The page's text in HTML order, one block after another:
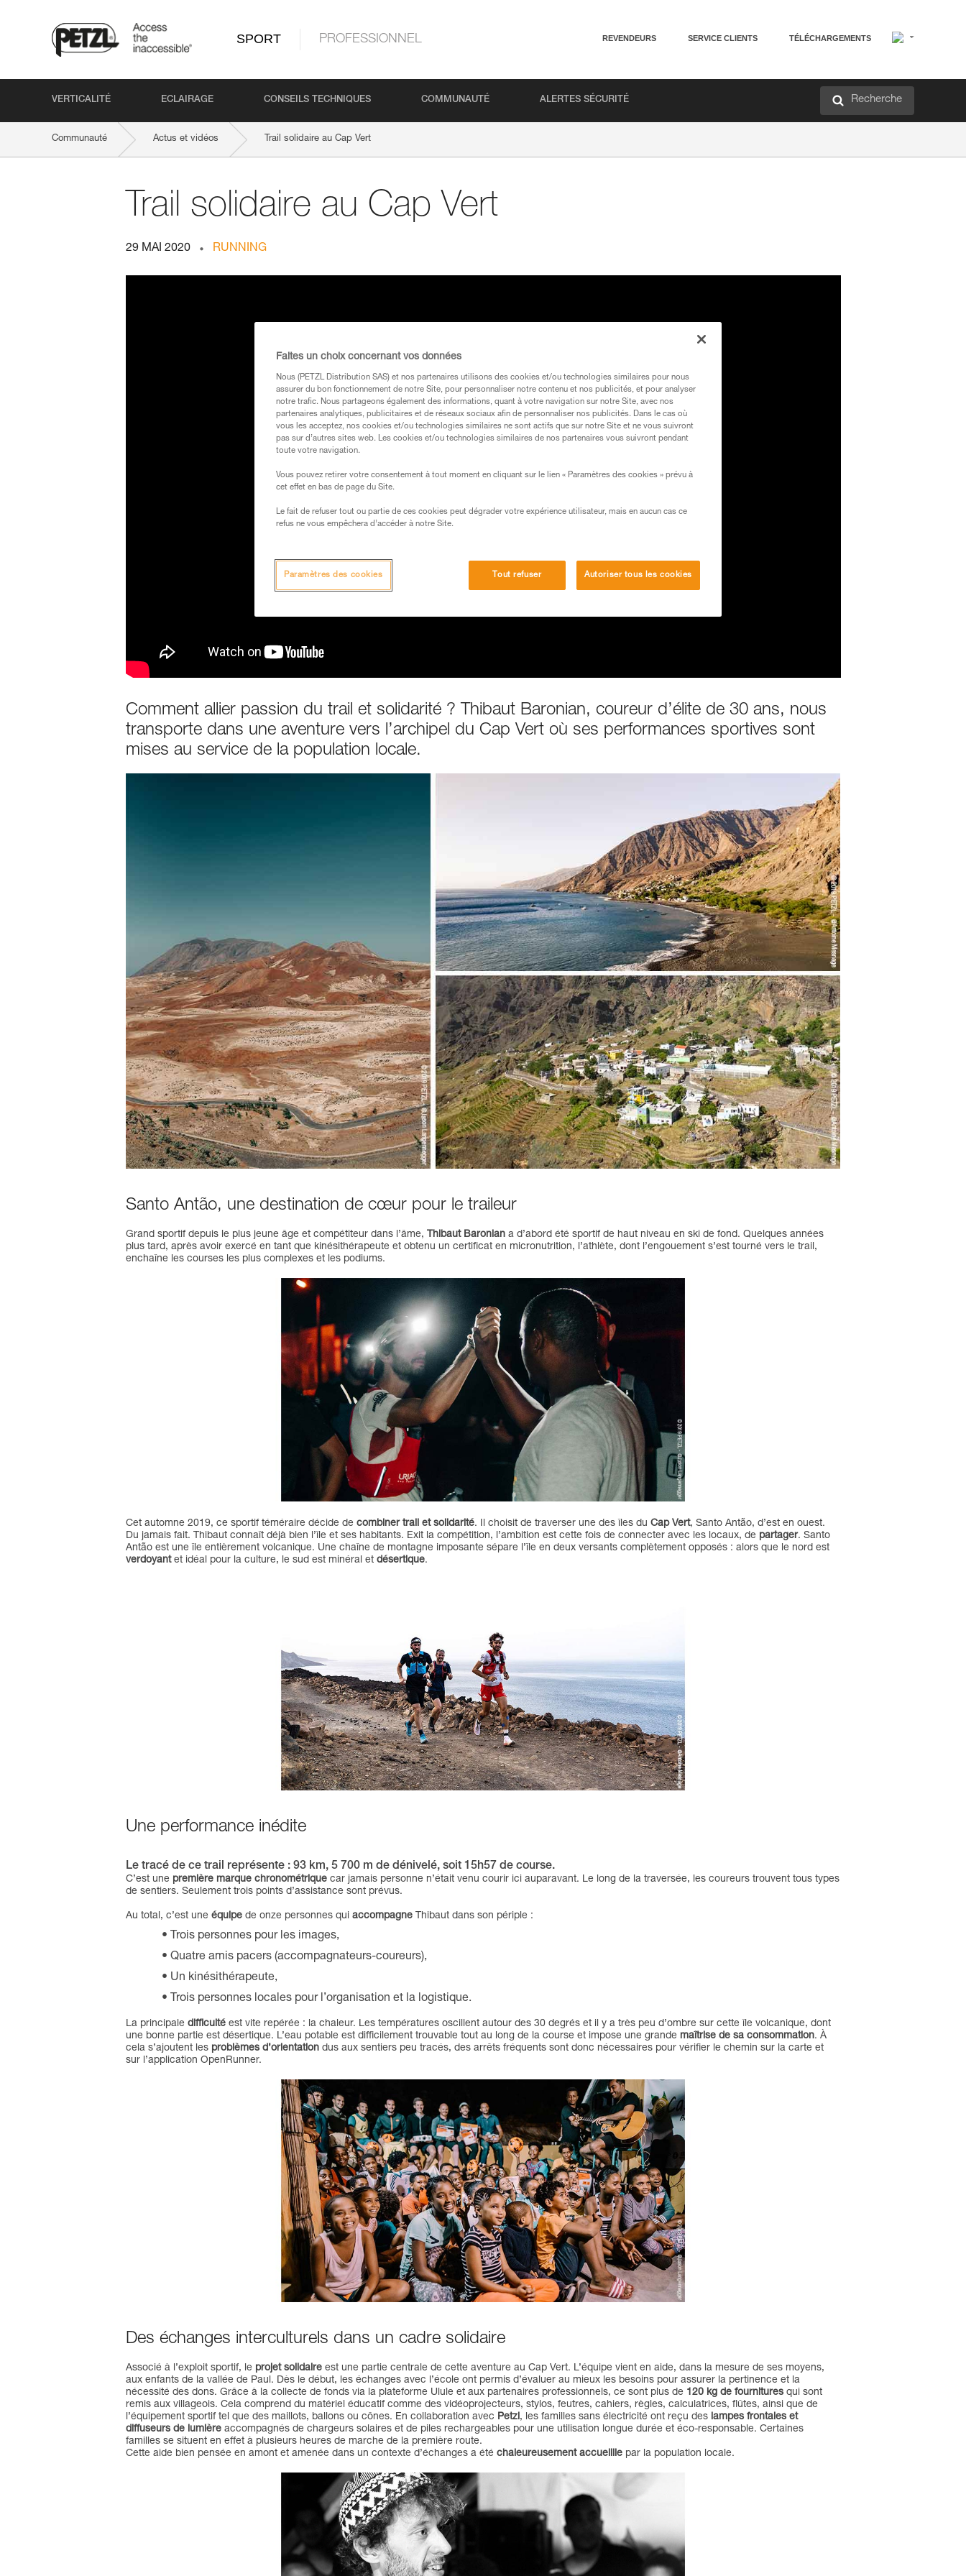
SPORT PROFESSIONNEL REVENDEURS SERVICE CLIENTS TÉLÉCHARGEMENTS
VERTICALITÉ ECLAIRAGE CONSEILS TECHNIQUES COMMUNAUTÉ ALERTES SÉCURITÉ Recherche
Communauté Actus et vidéos Trail solidaire au Cap Vert
Trail solidaire au Cap Vert
29 MAI 2020 RUNNING
Comment allier passion du trail et solidarité ? Thibaut Baronian, coureur d’élite de 30 ans, nous
transporte dans une aventure vers l’archipel du Cap Vert où ses performances sportives sont
mises au service de la population locale.
Santo Antão, une destination de cœur pour le traileur
Grand sportif depuis le plus jeune âge et compétiteur dans l’âme, Thibaut Baroniana d’abord été sportif de haut niveau en ski de fond. Quelques années
plus tard, après avoir exercé en tant que kinésithérapeute et obtenu un certificat en micronutrition, l’athlète, dont l’engouement s’est tourné vers le trail,
enchaîne les courses les plus complexes et les podiums.
Cet automne 2019, ce sportif téméraire décide de combiner trail et solidarité. Il choisit de traverser une des îles du Cap Vert, Santo Antão, d’est en ouest.
Du jamais fait. Thibaut connaît déjà bien l’île et ses habitants. Exit la compétition, l’ambition est cette fois de connecter avec les locaux, de partager. Santo
Antão est une île entièrement volcanique. Une chaîne de montagne imposante sépare l’île en deux versants complètement opposés : alors que le nord est
verdoyantet idéal pour la culture, le sud est minéral et désertique.
Une performance inédite
Le tracé de ce trail représente : 93 km, 5 700 m de dénivelé, soit 15h57 de course.
C’est une première marque chronométriquecar jamais personne n’était venu courir ici auparavant. Le long de la traversée, les coureurs trouvent tous types
de sentiers. Seulement trois points d’assistance sont prévus.
Au total, c’est une équipede onze personnes qui accompagneThibaut dans son périple :
Trois personnes pour les images,
Quatre amis pacers (accompagnateurs-coureurs),
Un kinésithérapeute,
Trois personnes locales pour l’organisation et la logistique.
La principale difficultéest vite repérée : la chaleur. Les températures oscillent autour des 30 degrés et il y a très peu d’ombre sur cette île volcanique, dont
une bonne partie est désertique. L’eau potable est difficilement trouvable tout au long de la course et impose une grande maîtrise de sa consommation. À
cela s’ajoutent lesproblèmes d’orientationdus aux sentiers peu tracés, des arrêts fréquents sont donc nécessaires pour vérifier le chemin sur la carte et
sur l’application OpenRunner.
Des échanges interculturels dans un cadre solidaire
Associé à l’exploit sportif, le projet solidaireest une partie centrale de cette aventure au Cap Vert. L’équipe vient en aide, dans la mesure de ses moyens,
aux enfants de la vallée de Paul. Dès le début, les échanges avec l’école ont permis d’évaluer au mieux les besoins pour assurer la pertinence et la
nécessité des dons. Grâce à la collecte de fonds via la plateforme Ulule et aux partenaires professionnels, ce sont plus de 120 kg de fournituresqui sont
remis aux villageois. Cela comprend du matériel éducatif comme des vidéoprojecteurs, stylos, feutres, cahiers, règles, calculatrices, flûtes, ainsi que de
l’équipement sportif tel que des maillots, ballons ou cônes. En collaboration avec Petzl, les familles sans électricité ont reçu des lampes frontales et
diffuseurs de lumièreaccompagnés de chargeurs solaires et de piles rechargeables pour une utilisation longue durée et éco-responsable. Certaines
familles se situent en effet à plusieurs heures de marche de la première route.
Cette aide bien pensée en amont et amenée dans un contexte d’échanges a été chaleureusement accueilliepar la population locale.
Faites un choix concernant vos données
Nous (PETZL Distribution SAS) et nos partenaires utilisons des cookies et/ou technologies similaires pour nous
assurer du bon fonctionnement de notre Site, pour personnaliser notre contenu et nos publicités, et pour analyser
notre trafic. Nous partageons également des informations, quant à votre navigation sur notre Site, avec nos
partenaires analytiques, publicitaires et de réseaux sociaux afin de personnaliser nos publicités. Dans le cas où
vous les acceptez, nos cookies et/ou technologies similaires ne sont actifs que sur notre Site et ne vous suivront
pas sur d’autres sites web. Les cookies et/ou technologies similaires de nos partenaires vous suivront pendant
toute votre navigation.
Vous pouvez retirer votre consentement à tout moment en cliquant sur le lien « Paramètres des cookies » prévu à
cet effet en bas de page du Site.
Le fait de refuser tout ou partie de ces cookies peut dégrader votre expérience utilisateur, mais en aucun cas ce
refus ne vous empêchera d’accéder à notre Site.
Tout refuser Autoriser tous les cookies
Paramètres des cookies